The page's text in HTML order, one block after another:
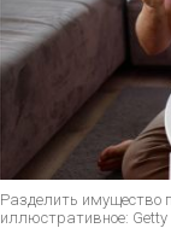
Разделить имущество
иллюстративное: Getty